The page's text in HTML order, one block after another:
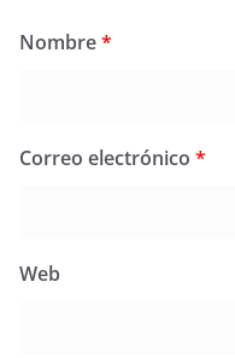
Nombre*
Correo electrónico *
Web